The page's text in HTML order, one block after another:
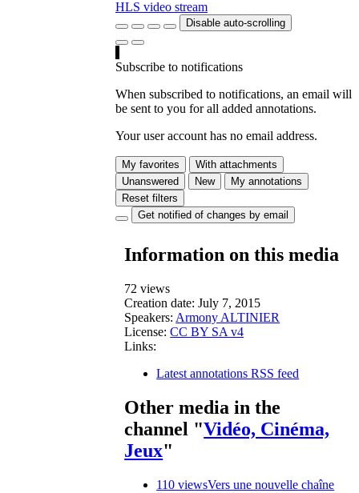
HLS video stream
Disable auto-scrolling
Subscribe to notifications
When subscribed to notifications, an email will
be sent to you for all added annotations.
Your user account has no email address.
My favorites
With attachments
Unanswered
New
My annotations
Reset filters
Get notified of changes by email
Information on this media
72 views
Creation date: July 7, 2015
Speakers: Armony ALTINIER
License: CC BY SA v4
Links:
Latest annotations RSS feed
Other media in the
channel "Vidéo, Cinéma,
Jeux"
110 viewsVers une nouvelle chaîne